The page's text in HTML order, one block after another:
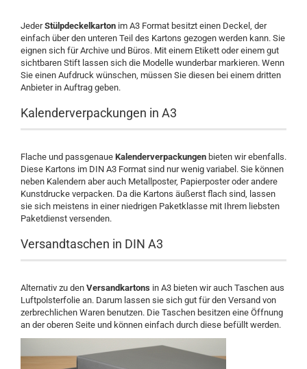
JederStülpdeckelkarton im A3 Format besitzt einen Deckel, der
einfach über den unteren Teil des Kartons gezogen werden kann. Sie
eignen sich für Archive und Büros. Mit einem Etikett oder einem gut
sichtbaren Stift lassen sich die Modelle wunderbar markieren. Wenn
Sie einen Aufdruck wünschen, müssen Sie diesen bei einem dritten
Anbieter in Auftrag geben.
Kalenderverpackungen in A3
Flache und passgenaue Kalenderverpackungen bieten wir ebenfalls.
Diese Kartons im DIN A3 Format sind nur wenig variabel. Sie können
neben Kalendern aber auch Metallposter, Papierposter oder andere
Kunstdrucke verpacken. Da die Kartons äußerst flach sind, lassen
sie sich meistens in einer niedrigen Paketklasse mit Ihrem liebsten
Paketdienst versenden.
Versandtaschen in DIN A3
Alternativ zu den Versandkartons in A3 bieten wir auch Taschen aus
Luftpolsterfolie an. Darum lassen sie sich gut für den Versand von
zerbrechlichen Waren benutzen. Die Taschen besitzen eine Öffnung
an der oberen Seite und können einfach durch diese befüllt werden.